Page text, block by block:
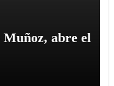
Muñoz, abre el